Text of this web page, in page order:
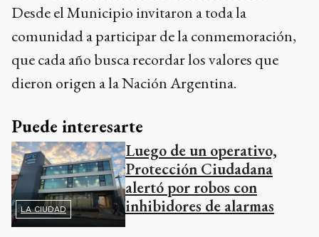
Desde el Municipio invitaron a toda la
comunidad a participar de la conmemoración,
que cada año busca recordar los valores que
dieron origen a la Nación Argentina.
Puede interesarte
LA CIUDAD
Luego de un operativo,
Protección Ciudadana
alertó por robos con
inhibidores de alarmas